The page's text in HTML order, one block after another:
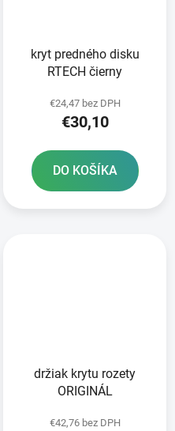
kryt predného disku
RTECH čierny
€24,47 bez DPH
€30,10
DO KOŠÍKA
držiak krytu rozety
ORIGINÁL
€42,76 bez DPH